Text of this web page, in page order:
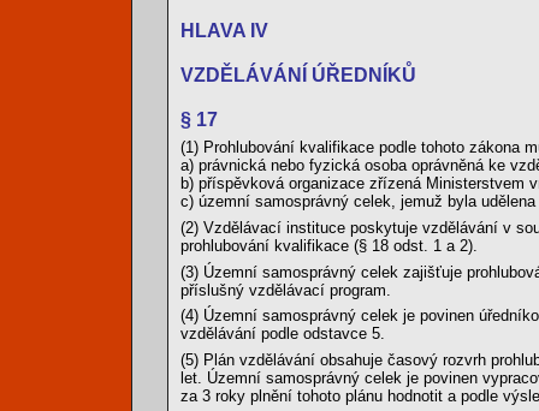
HLAVA IV
VZDĚLÁVÁNÍ ÚŘEDNÍKŮ
§ 17
(1) Prohlubování kvalifikace podle tohoto zákona
a) právnická nebo fyzická osoba oprávněná ke
b) příspěvková organizace zřízená Ministerstvem
c) územní samosprávný celek, jemuž byla
(2) Vzdělávací instituce poskytuje vzdělávání v
prohlubování kvalifikace (§ 18 odst. 1 a 2).
(3) Územní samosprávný celek zajišťuje
příslušný vzdělávací program.
(4) Územní samosprávný celek je povinen
vzdělávání podle odstavce 5.
(5) Plán vzdělávání obsahuje časový rozvrh
let. Územní samosprávný celek je povinen
za 3 roky plnění tohoto plánu hodnotit a podle